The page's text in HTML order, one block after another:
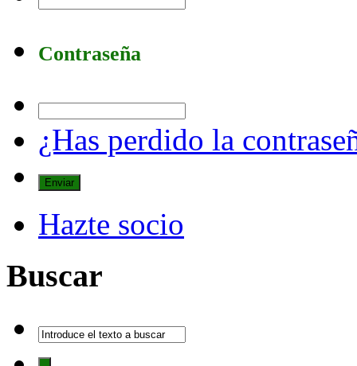
Contraseña
¿Has perdido la
Hazte socio
Buscar